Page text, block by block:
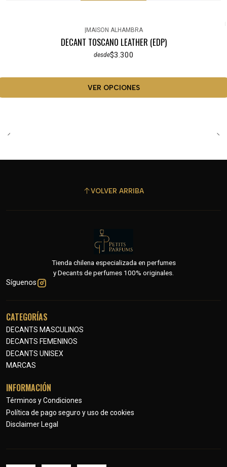
MAISON ALHAMBRA
DECANT TOSCANO LEATHER (EDP)
desde$3.300
VER OPCIONES
VOLVER ARRIBA
Tienda chilena especializada en perfumes
y Decants de perfumes 100% originales.
Síguenos
CATEGORÍAS
DECANTS MASCULINOS
DECANTS FEMENINOS
DECANTS UNISEX
MARCAS
INFORMACIÓN
Términos y Condiciones
Política de pago seguro y uso de cookies
Disclaimer Legal